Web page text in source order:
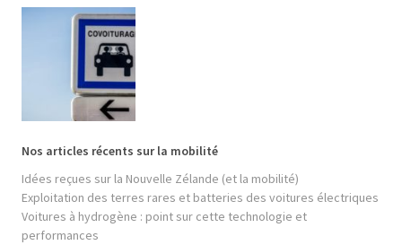
Nos articles récents sur la mobilité
Idées reçues sur la Nouvelle Zélande (et la mobilité)
Exploitation des terres rares et batteries des voitures électriques
Voitures à hydrogène : point sur cette technologie et
performances